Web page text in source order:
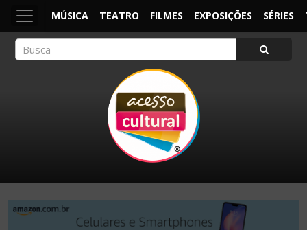
MÚSICA TEATRO FILMES EXPOSIÇÕES SÉRIES